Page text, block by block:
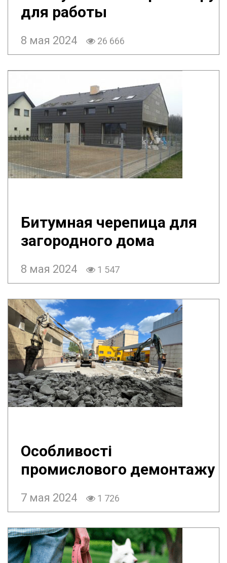
для работы
8 мая 2024 26 666
Битумная черепица для
загородного дома
8 мая 2024 1 547
Особливості
промислового демонтажу
7 мая 2024 1 726